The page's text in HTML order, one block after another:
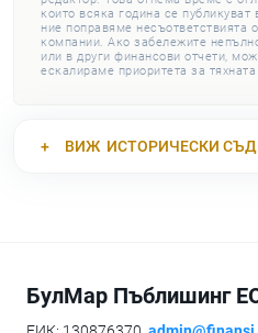
които всяка година се
ние поправяме несъответствията
компании. Ако забележите
или в други финансови отчети,
ескалираме приоритета за
ВИЖ ИСТОРИЧЕСКИ
БулМар Пъблишинг